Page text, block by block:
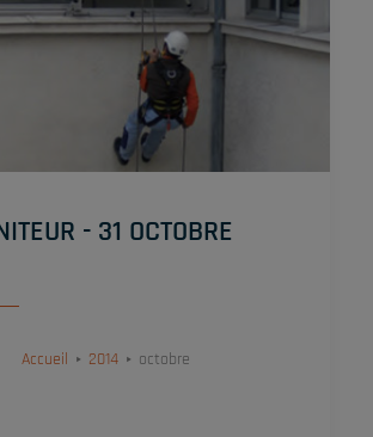
- 31 OCTOBRE
Accueil 2014 octobre